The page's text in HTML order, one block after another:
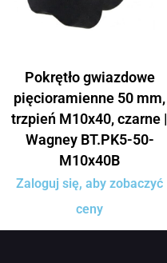
Pokrętło gwiazdowe
pięcioramienne 50 mm,
trzpień M10x40, czarne |
Wagney BT.PK5-50-
M10x40B
Zaloguj się, aby zobaczyć
ceny